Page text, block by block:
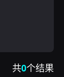
共0个结果